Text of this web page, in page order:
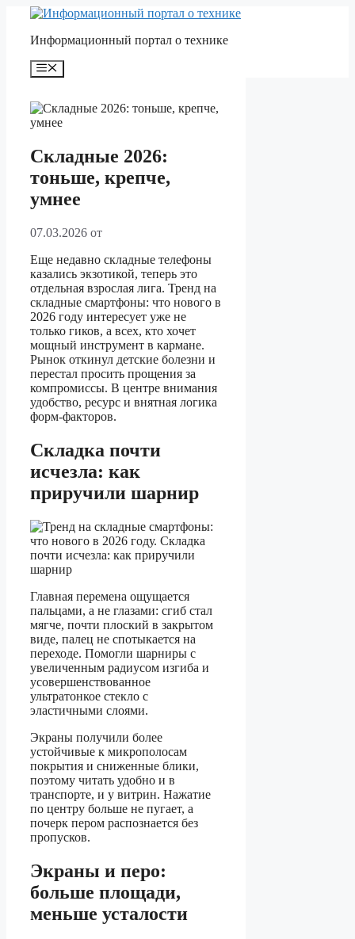
Перейти
содержимому
Информационный портал о технике
Меню
Складные 2026:
тоньше, крепче,
умнее
07.03.2026 от
Еще недавно складные телефоны
казались экзотикой, теперь это
отдельная взрослая лига. Тренд на
складные смартфоны: что нового в
2026 году интересует уже не
только гиков, а всех, кто хочет
мощный инструмент в кармане.
Рынок откинул детские болезни и
перестал просить прощения за
компромиссы. В центре внимания
удобство, ресурс и внятная логика
форм-факторов.
Складка почти
исчезла: как
приручили шарнир
Главная перемена ощущается
пальцами, а не глазами: сгиб стал
мягче, почти плоский в закрытом
виде, палец не спотыкается на
переходе. Помогли шарниры с
увеличенным радиусом изгиба и
усовершенствованное
ультратонкое стекло с
эластичными слоями.
Экраны получили более
устойчивые к микрополосам
покрытия и сниженные блики,
поэтому читать удобно и в
транспорте, и у витрин. Нажатие
по центру больше не пугает, а
почерк пером распознается без
пропусков.
Экраны и перо:
больше площади,
меньше усталости